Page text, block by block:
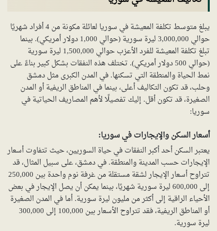
يبلغ متوسط تكلفة المعيشة في سوريا لعائلة مكونة من 4 أفراد شهريًا
حوالي 3,000,000 ليرة سورية (حوالي 1,000 دولار أمريكي). بينما
تبلغ تكلفة المعيشة للفرد الأعزب حوالي 1,500,000 ليرة سورية
(حوالي 500 دولار أمريكي). تختلف هذه النفقات بشكل كبير بناءً على
نمط الحياة والمنطقة التي تسكنها. في المدن الكبرى مثل دمشق
وحلب، قد تكون التكاليف أعلى، بينما في المناطق الريفية أو المدن
الصغيرة، قد تكون أقل. إليك تفصيلًا لأهم المصاريف الحياتية في
سوريا:
أسعار السكن والإيجارات في سوريا:
يعتبر السكن أحد أكبر النفقات في حياة السوريين، حيث تتفاوت أسعار
الإيجارات حسب المدينة والمنطقة. في دمشق، على سبيل المثال، قد
تتراوح أسعار الإيجار لشقة مستقلة من غرفة نوم واحدة بين 250,000
إلى 600,000 ليرة سورية شهريًا، بينما يمكن أن يصل الإيجار في بعض
الأحياء الراقية إلى أكثر من مليون ليرة سورية. أما في المدن الصغيرة
أو المناطق الريفية، فقد تتراوح الأسعار بين 100,000 إلى 300,000
ليرة سورية.